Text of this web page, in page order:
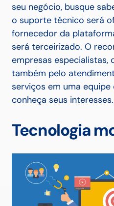
seu negócio, busque
o suporte técnico será
fornecedor da
será terceirizado. O
empresas especialistas,
também pelo
serviços em uma
conheça seus interesses.
Tecnologia